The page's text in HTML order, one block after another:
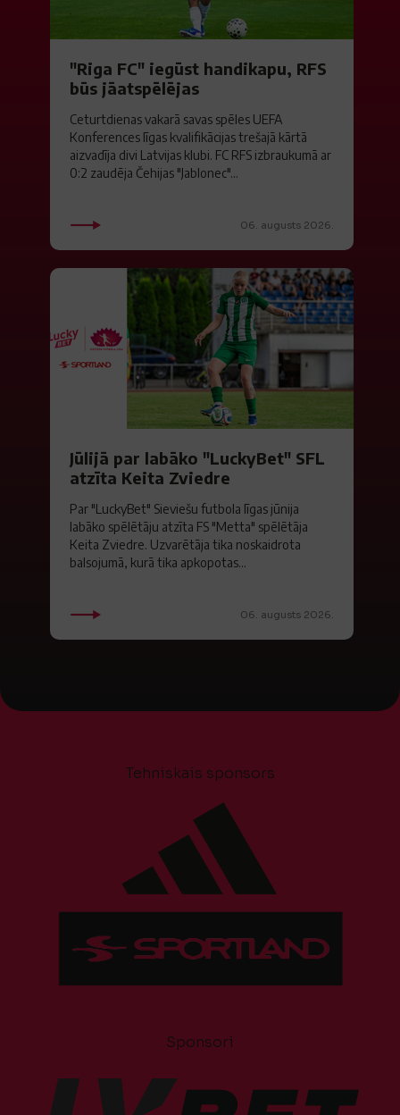
"Riga FC" iegūst handikapu, RFS
būs jāatspēlējas
Ceturtdienas vakarā savas spēles UEFA
Konferences līgas kvalifikācijas trešajā kārtā
aizvadīja divi Latvijas klubi. FC RFS izbraukumā ar
0:2 zaudēja Čehijas "Jablonec"...
06. augusts 2026.
Jūlijā par labāko "LuckyBet" SFL
atzīta Keita Zviedre
Par "LuckyBet" Sieviešu futbola līgas jūnija
labāko spēlētāju atzīta FS "Metta" spēlētāja
Keita Zviedre. Uzvarētāja tika noskaidrota
balsojumā, kurā tika apkopotas...
06. augusts 2026.
Tehniskais sponsors
Sponsori